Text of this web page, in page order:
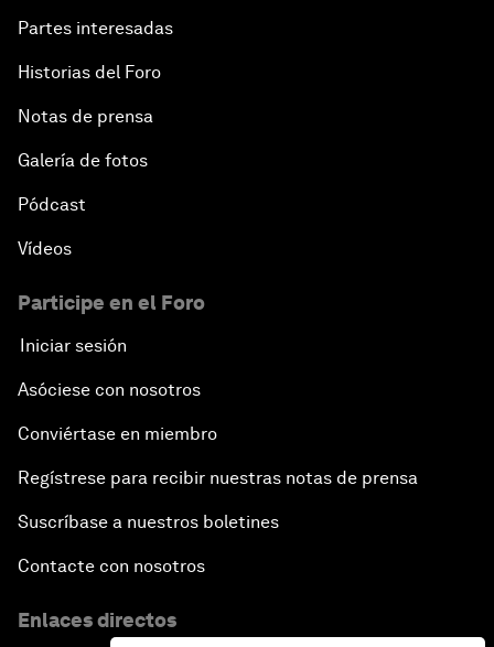
Partes interesadas
Historias del Foro
Notas de prensa
Galería de fotos
Pódcast
Vídeos
Participe en el Foro
Iniciar sesión
Asóciese con nosotros
Conviértase en miembro
Regístrese para recibir nuestras notas de prensa
Suscríbase a nuestros boletines
Contacte con nosotros
Enlaces directos